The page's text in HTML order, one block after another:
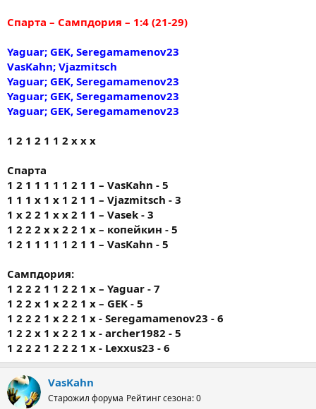
Спарта – Сампдория – 1:4 (21-29)
Yaguar; GEK, Seregamamenov23
VasKahn; Vjazmitsch
Yaguar; GEK, Seregamamenov23
Yaguar; GEK, Seregamamenov23
Yaguar; GEK, Seregamamenov23
1 2 1 2 1 1 2 х х х
Спарта
1 2 1 1 1 1 1 2 1 1 – VasKahn - 5
1 1 1 х 1 х 1 2 1 1 – Vjazmitsch - 3
1 x 2 2 1 x x 2 1 1 – Vasek - 3
1 2 2 2 х х 2 2 1 х – копейкин - 5
1 2 1 1 1 1 1 2 1 1 – VasKahn - 5
Сампдория:
1 2 2 2 1 1 2 2 1 х – Yaguar - 7
1 2 2 х 1 х 2 2 1 х – GEK - 5
1 2 2 2 1 х 2 2 1 х - Seregamamenov23 - 6
1 2 2 х 1 х 2 2 1 х - archer1982 - 5
1 2 2 2 1 2 2 2 1 х - Lexxus23 - 6
VasKahn
Старожил форума Рейтинг сезона: 0